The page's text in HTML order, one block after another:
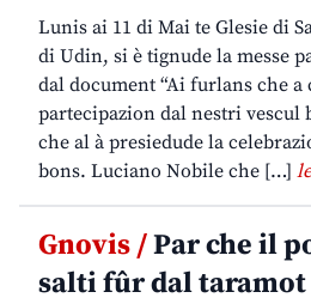
Lunis ai 11 di Mai te Glesie di
di Udin, si è tignude la messe
dal document “Ai furlans che a
partecipazion dal nestri vescul
che al à presiedude la
bons. Luciano Nobile che […]
Gnovis /Par che il
salti fûr dal